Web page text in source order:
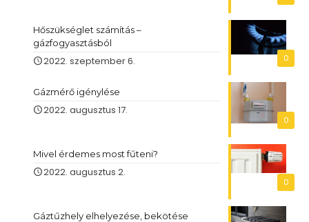
0
Hőszükséglet számítás –
gázfogyasztásból
2022. szeptember 6.
0
Gázmérő igénylése
2022. augusztus 17.
0
Mivel érdemes most fűteni?
2022. augusztus 2.
Gáztűzhely elhelyezése, bekötése